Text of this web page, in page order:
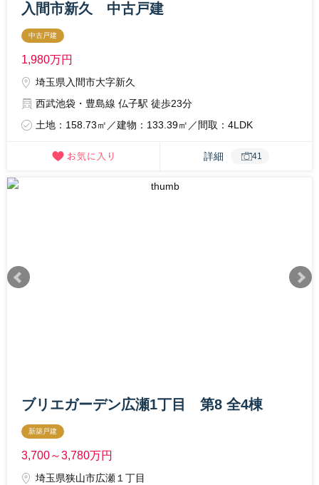
入間市新久 中古戸建
中古戸建
1,980万円
埼玉県入間市大字新久
西武池袋・豊島線 仏子駅 徒歩23分
土地：158.73㎡／建物：133.39㎡／間取：4LDK
詳細 41
ブリエガーデン広瀬1丁目 第8 全4棟
新築戸建
3,700～3,780万円
埼玉県狭山市広瀬１丁目